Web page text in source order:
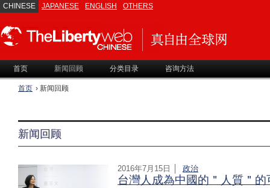
CHINESE JAPANESE ENGLISH OTHERS
首页 新闻回顾 分类目录 咨询方法
首页 › 新闻回顾
新闻回顾
2016年7月15日 │ 政治
台灣人成為中國的＂人質＂的